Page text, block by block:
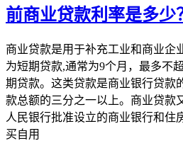
前商业贷款利率是多少
商业贷款是用于补充工业和商业企
为短期贷款,通常为9个月，最多不
期贷款。这类贷款是商业银行贷款
款总额的三分之一以上。商业贷款
人民银行批准设立的商业银行和住
买自用